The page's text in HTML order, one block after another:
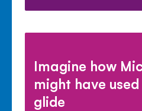
Imagine how
might have
glide